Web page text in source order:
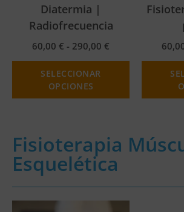
Diatermia |
Radiofrecuencia
60,00 € - 290,00 €
SELECCIONAR
OPCIONES
Fisioterapia
Esquelética